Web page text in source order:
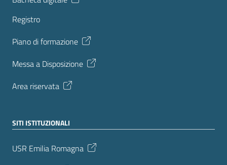
Registro
Piano di formazione
Messa a Disposizione
Area riservata
SITI ISTITUZIONALI
USR Emilia Romagna